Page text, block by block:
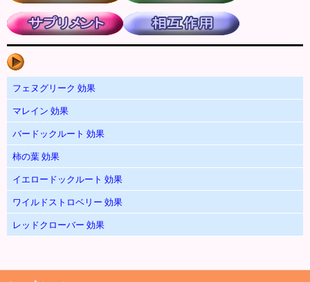
フェヌグリーク 効果
マレイン 効果
バードックルート 効果
柿の葉 効果
イエロードックルート 効果
ワイルドストロベリー 効果
レッドクローバー 効果